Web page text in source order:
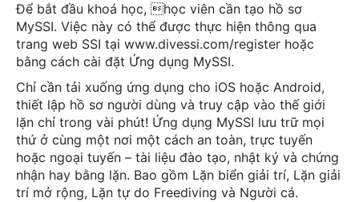
Để bắt đầu khoá học, học viên cần tạo hồ sơ
MySSI. Việc này có thể được thực hiện thông qua
trang web SSI tại www.divessi.com/register hoặc
bằng cách cài đặt Ứng dụng MySSI.
Chỉ cần tải xuống ứng dụng cho iOS hoặc Android,
thiết lập hồ sơ người dùng và truy cập vào thế giới
lặn chỉ trong vài phút! Ứng dụng MySSI lưu trữ mọi
thứ ở cùng một nơi một cách an toàn, trực tuyến
hoặc ngoại tuyến – tài liệu đào tạo, nhật ký và chứng
nhận hay bằng lặn. Bao gồm Lặn biển giải trí, Lặn giải
trí mở rộng, Lặn tự do Freediving và Người cá.